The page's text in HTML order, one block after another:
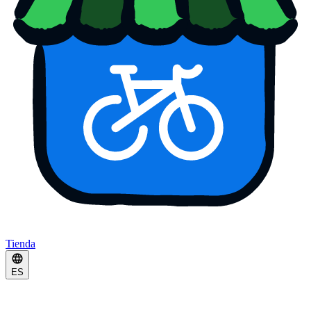
Tienda
ES